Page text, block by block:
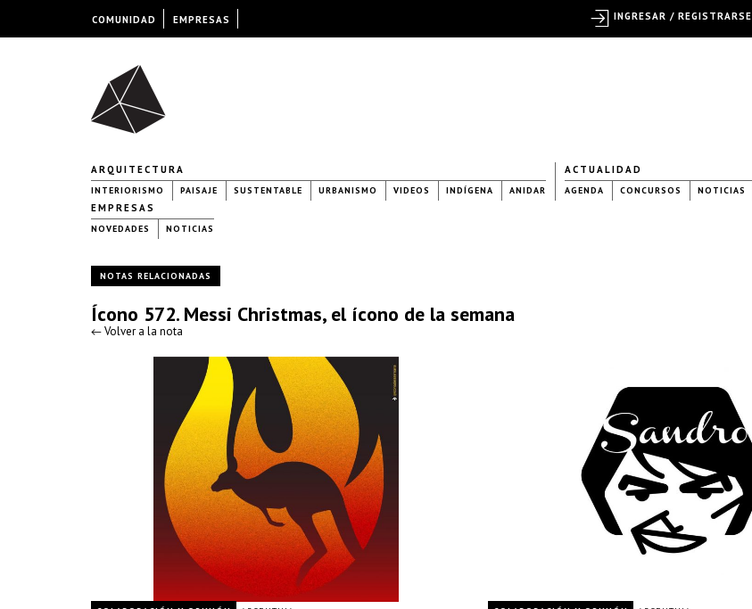
ARQUITECTURA
INTERIORISMO PAISAJE SUSTENTABLE URBANISMO VIDEOS INDÍGENA ANIDAR
ACTUALIDAD
AGENDA CONCURSOS NOTICIAS
EMPRESAS
NOVEDADES NOTICIAS
NOTAS RELACIONADAS
Ícono 572. Messi Christmas, el ícono de la semana
← Volver a la nota
COMUNIDAD EMPRESAS INGRESAR / REGISTRARSE